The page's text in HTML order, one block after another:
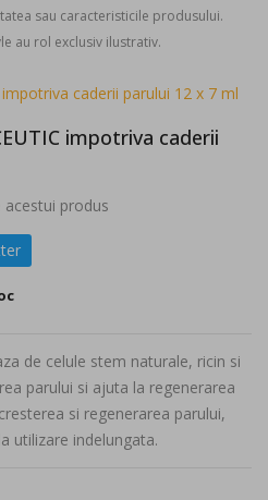
sau caracteristicile produsului.
au rol exclusiv ilustrativ.
caderii parului 12 x 7 ml
impotriva caderii
acestui produs
de celule stem naturale, ricin si
parului si ajuta la regenerarea
si regenerarea parului,
utilizare indelungata.